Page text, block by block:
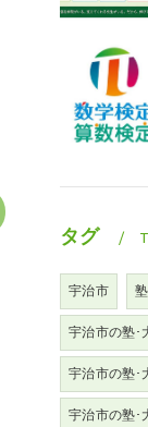
タグ
宇治市 塾
宇治市の塾･
宇治市の塾･
宇治市の塾･